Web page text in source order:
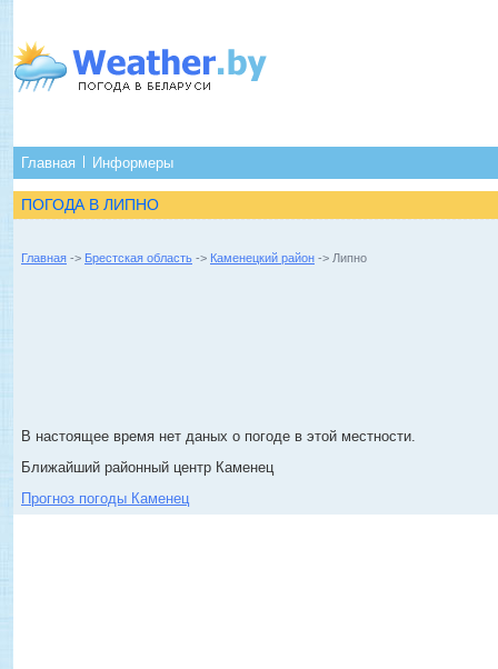
Главная Информеры
ПОГОДА В ЛИПНО
Главная -> Брестская область -> Каменецкий район -> Липно
В настоящее время нет даных о погоде в этой местности.
Ближайший районный центр Каменец
Прогноз погоды Каменец